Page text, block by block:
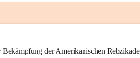
Bekämpfung der Amerikanischen Rebzikade